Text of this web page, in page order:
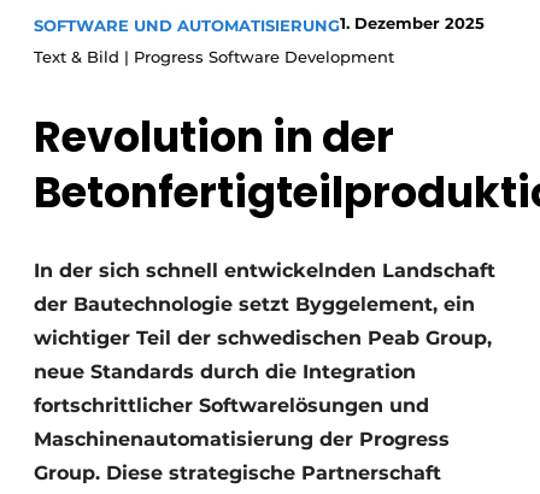
Datenschutz / Cookie-Erklärung
Videos
SOFTWARE UND AUTOMATISIERUNG1. Dezember 2025
Text & Bild | Progress Software Development
Revolution in der
In der sich schnell entwickelnden Landschaft
der Bautechnologie setzt Byggelement, ein
wichtiger Teil der schwedischen Peab Group,
neue Standards durch die Integration
fortschrittlicher Softwarelösungen und
Maschinenautomatisierung der Progress
Group. Diese strategische Partnerschaft